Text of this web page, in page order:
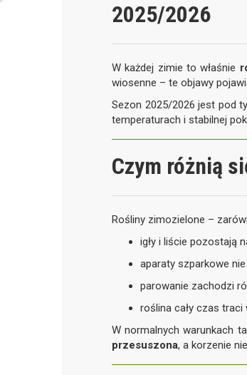
2025/2026
W każdej zimie to właśnie
wiosenne – te objawy
Sezon 2025/2026 jest pod
temperaturach i stabilnej
Czym różnią
Rośliny zimozielone –
igły i liście pozostają
aparaty szparkowe nie
parowanie zachodzi
roślina cały czas traci
W normalnych warunkach
przesuszona, a korzenie